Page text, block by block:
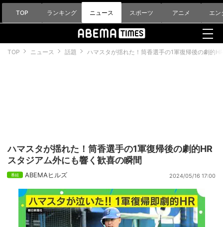
TOP ランキング ニュース スポーツ アニメ エン
TOP ニュース 話題 ハマスタが揺れた！筒香選手の1軍復帰後の劇的
ハマスタが揺れた！筒香選手の1軍復帰後の劇的HR
スタジアム外にも響く歓喜の瞬間
ABEMAヒルズ 2024/05/16 17:00